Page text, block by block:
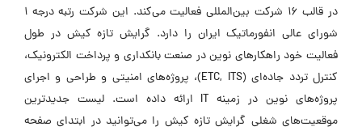
در قالب ۱۶ شرکت بین‌المللی فعالیت می‌کند. این شرکت رتبه درجه ۱
شورای عالی انفورماتیک ایران را دارد. گرایش تازه کیش در طول
فعالیت خود راهکارهای نوین در صنعت بانکداری و پرداخت الکترونیک،
کنترل تردد جاده‌ای (ETC, ITS)، پروژه‌های امنیتی و طراحی و اجرای
پروژه‌های نوین در زمینه IT ارائه داده است. لیست جدیدترین
موقعیت‌های شغلی گرایش تازه کیش را می‌توانید در ابتدای صفحه